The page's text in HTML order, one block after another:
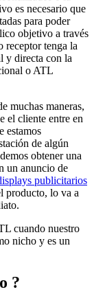
es necesario que
para poder
objetivo a través
receptor tenga la
y directa con la
o ATL
muchas maneras,
el cliente entre en
estamos
de algún
obtener una
un anuncio de
publicitarios
producto, lo va a
cuando nuestro
nicho y es un
?